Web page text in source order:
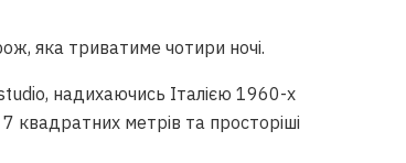
яка триватиме чотири ночі.
надихаючись Італією 1960-х
квадратних метрів та просторіші